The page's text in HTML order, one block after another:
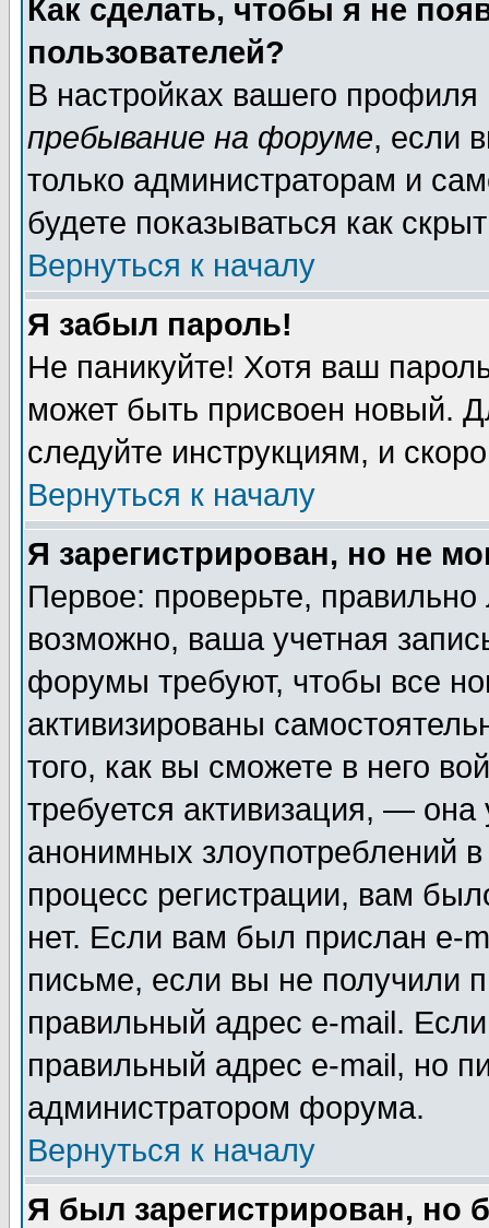
Как сделать, чтобы я не
пользователей?
В настройках вашего
пребывание на форуме, если
только администраторам и
будете показываться как
Вернуться к началу
Я забыл пароль!
Не паникуйте! Хотя ваш
может быть присвоен новый.
следуйте инструкциям, и
Вернуться к началу
Я зарегистрирован, но не
Первое: проверьте,
возможно, ваша учетная
форумы требуют, чтобы все
активизированы
того, как вы сможете в него
требуется активизация, —
анонимных злоупотреблений
процесс регистрации, вам
нет. Если вам был прислан e-
письме, если вы не получили
правильный адрес e-mail.
правильный адрес e-mail, но
администратором форума.
Вернуться к началу
Я был зарегистрирован, но